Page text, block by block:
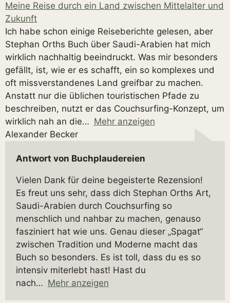
Meine Reise durch ein Land zwischen Mittelalter und
Zukunft
Ich habe schon einige Reiseberichte gelesen, aber
Stephan Orths Buch über Saudi-Arabien hat mich
wirklich nachhaltig beeindruckt. Was mir besonders
gefällt, ist, wie er es schafft, ein so komplexes und
oft missverstandenes Land greifbar zu machen.
Anstatt nur die üblichen touristischen Pfade zu
beschreiben, nutzt er das Couchsurfing-Konzept, um
wirklich nah an die
Mehr anzeigen
Alexander Becker
Antwort von Buchplaudereien
Vielen Dank für deine begeisterte Rezension!
Es freut uns sehr, dass dich Stephan Orths Art,
Saudi-Arabien durch Couchsurfing so
menschlich und nahbar zu machen, genauso
fasziniert hat wie uns. Genau dieser „Spagat“
zwischen Tradition und Moderne macht das
Buch so besonders. Es ist toll, dass du es so
intensiv miterlebt hast! Hast du
nach
Mehr anzeigen